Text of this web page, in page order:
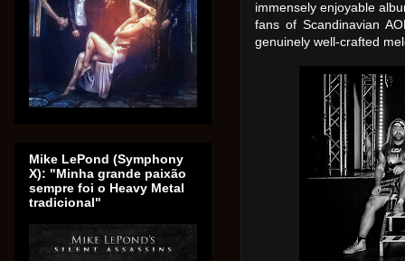
immensely enjoyable
fans of Scandinavian
genuinely well-crafted
Mike LePond (Symphony
X): "Minha grande paixão
sempre foi o Heavy Metal
tradicional"